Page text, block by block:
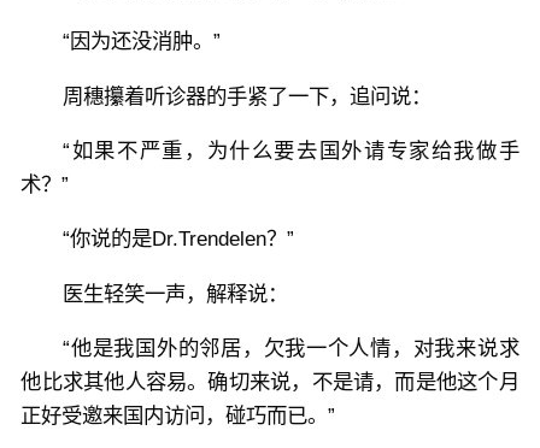
“因为还没消肿。”
周穗攥着听诊器的手紧了一下，追问说：
“如果不严重，为什么要去国外请专家给我做手
术？”
“你说的是Dr.Trendelen？”
医生轻笑一声，解释说：
“他是我国外的邻居，欠我一个人情，对我来说求
他比求其他人容易。确切来说，不是请，而是他这个月
正好受邀来国内访问，碰巧而已。”